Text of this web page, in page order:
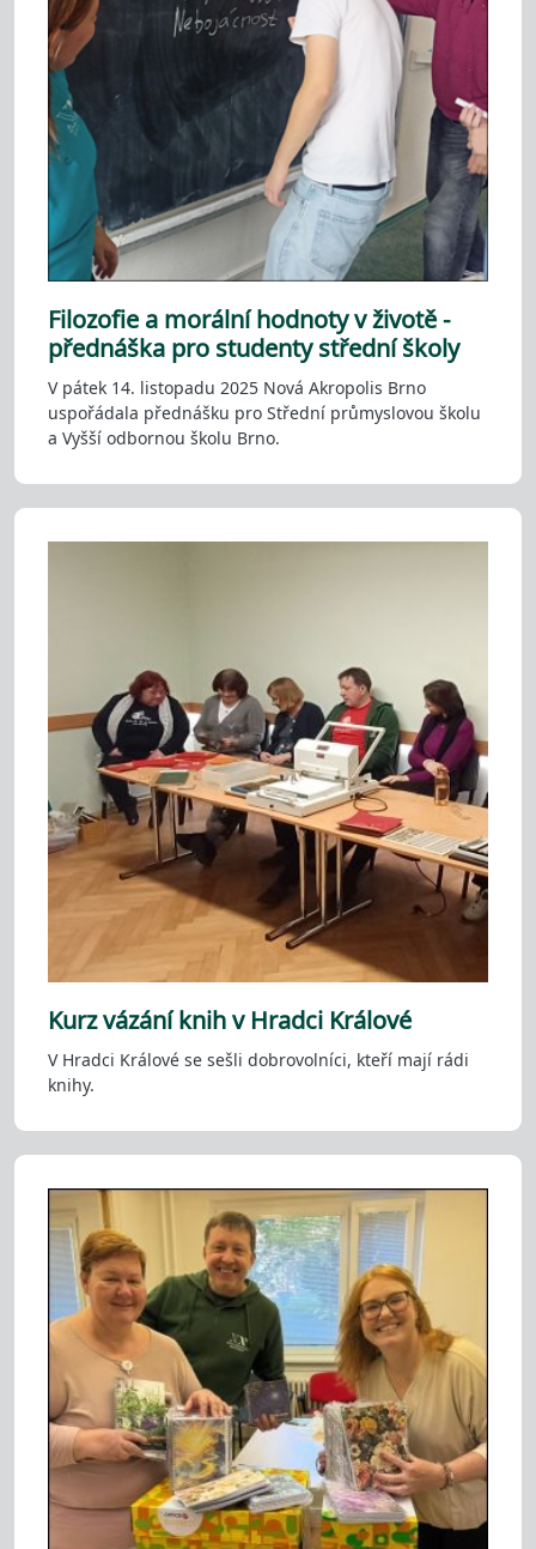
Filozofie a morální hodnoty v životě -
přednáška pro studenty střední školy
V pátek 14. listopadu 2025 Nová Akropolis Brno
uspořádala přednášku pro Střední průmyslovou školu
a Vyšší odbornou školu Brno.
Kurz vázání knih v Hradci Králové
V Hradci Králové se sešli dobrovolníci, kteří mají rádi
knihy.